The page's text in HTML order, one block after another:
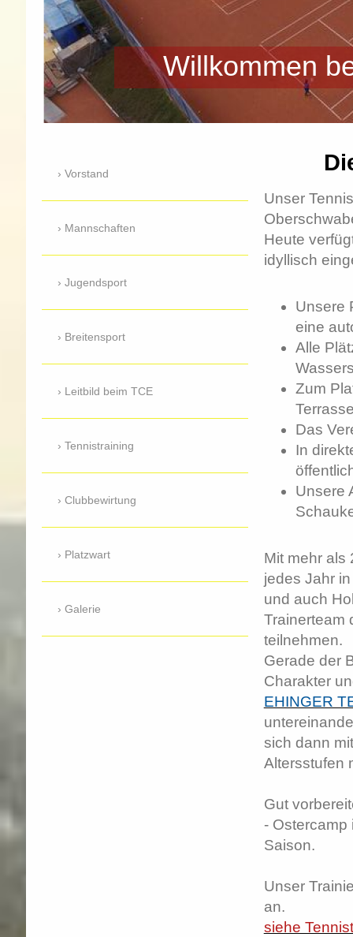
Willkommen
Unser
Heute
idyllisch
Unsere
eine
Alle
Zum
Das
In
Unsere
Mit mehr als
jedes Jahr
und auch
Trainerteam
teilnehmen.
Gerade der
Charakter
EHINGER
sich dann
Altersstufen
Gut
- Ostercamp
Saison.
Unser
an.
siehe
Vorstand
Mannschaften
Jugendsport
Breitensport
Leitbild beim TCE
Tennistraining
Clubbewirtung
Platzwart
Galerie